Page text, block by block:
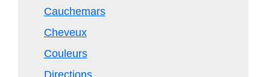
Cauchemars
Cheveux
Couleurs
Directions